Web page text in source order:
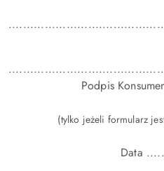
Podpis
(tylko jeżeli formularz
Data